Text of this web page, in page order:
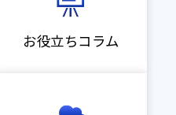
お役立ちコラム